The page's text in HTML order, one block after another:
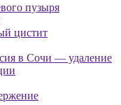
пузыря
цистит
в Сочи — удаление